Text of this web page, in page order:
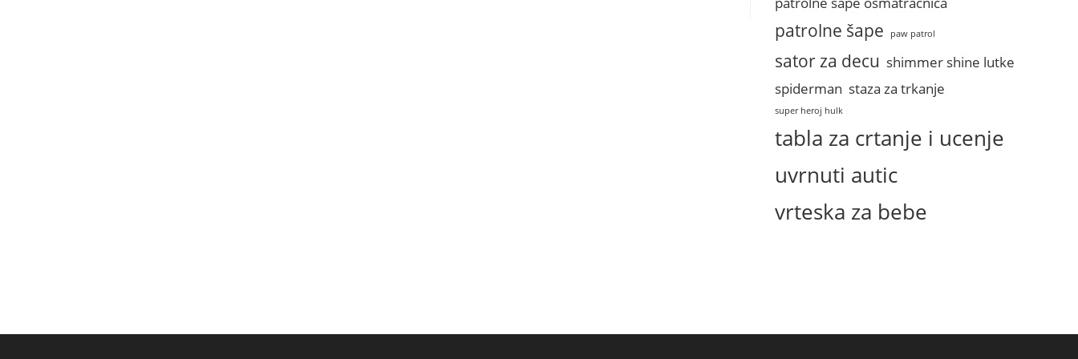
patrolne šape paw patrol
sator za decu shimmer shine lutke
spiderman staza za trkanje
super heroj hulk
tabla za crtanje i ucenje
uvrnuti autic
vrteska za bebe